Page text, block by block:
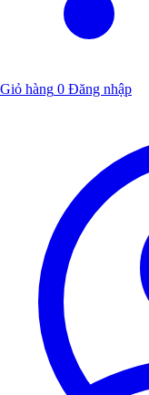
Giỏ hàng 0 Đăng nhập